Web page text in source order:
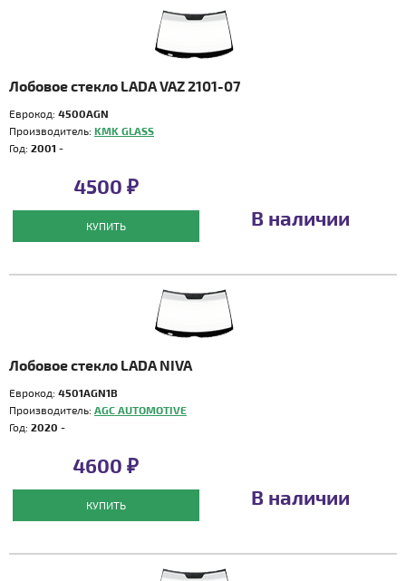
Лобовое стекло LADA VAZ 2101-07
Еврокод: 4500AGN
Производитель: KMK GLASS
Год: 2001 -
4500 ₽
КУПИТЬ В наличии
Лобовое стекло LADA NIVA
Еврокод: 4501AGN1B
Производитель: AGC AUTOMOTIVE
Год: 2020 -
4600 ₽
КУПИТЬ В наличии